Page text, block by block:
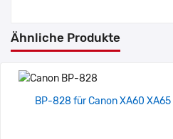
Ähnliche Produkte
BP-828 für Canon XA60 XA65